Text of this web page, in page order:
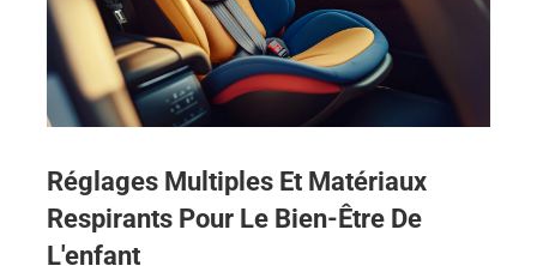
Réglages Multiples Et Matériaux
Respirants Pour Le Bien-Être De
L'enfant